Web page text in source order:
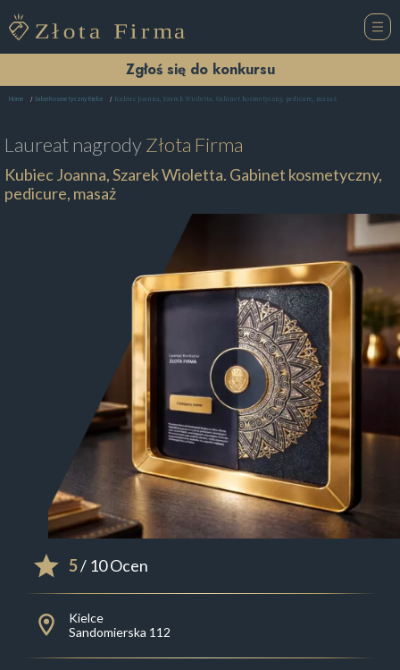
Zgłoś się do konkursu
Home Salon Kosmetyczny Kielce Kubiec Joanna, Szarek Wioletta. Gabinet kosmetyczny, pedicure, masaż
Laureat nagrodyZłota Firma
Kubiec Joanna, Szarek Wioletta. Gabinet kosmetyczny,
pedicure, masaż
5/ 10 Ocen
Kielce
Sandomierska 112